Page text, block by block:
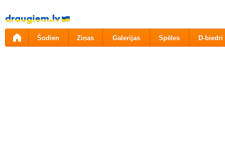
Pāriet
uz
saturu
Šodien Ziņas Galerijas Spēles D-biedri